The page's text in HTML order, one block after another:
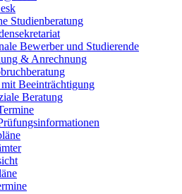
Studienberatung
Bewerber und Studierende
& Anrechnung
Beeinträchtigung
Beratung